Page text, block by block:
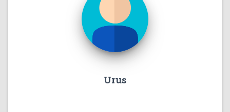
Urus